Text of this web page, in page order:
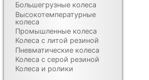
Большегрузные колеса
Высокотемпературные
колеса
Промышленные колеса
Колеса с литой резиной
Пневматические колеса
Колеса с серой резиной
Колеса и ролики